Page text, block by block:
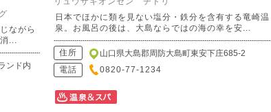
ながら
...
ンド内
日本でほかに類を見ない塩分・鉄分を含有する竜崎温
泉。お風呂の後は、大島ならではの海の幸を安...
住所
山口県大島郡周防大島町東安下庄685-2
電話
0820-77-1234